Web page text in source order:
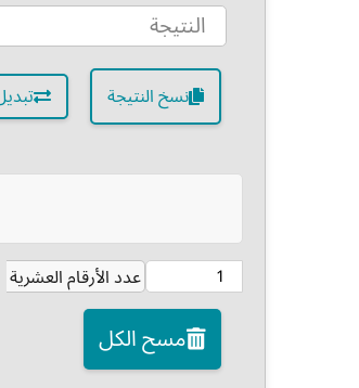
نسخ النتيجة
عدد الأرقام العشرية
مسح الكل